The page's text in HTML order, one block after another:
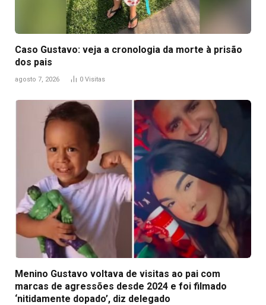
Caso Gustavo: veja a cronologia da morte à prisão
dos pais
agosto 7, 2026 0 Visitas
Menino Gustavo voltava de visitas ao pai com
marcas de agressões desde 2024 e foi filmado
‘nitidamente dopado’, diz delegado